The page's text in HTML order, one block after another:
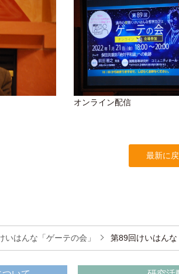
オンライン配信
最新に
いはんな「ゲーテの会」 第89回けいはんな